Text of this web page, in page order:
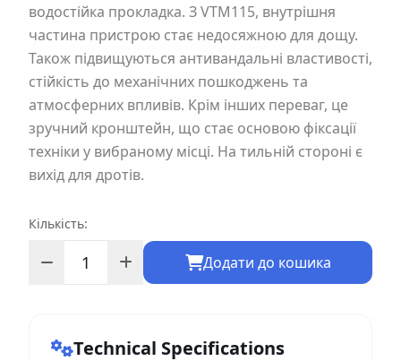
водостійка прокладка. З VTM115, внутрішня
частина пристрою стає недосяжною для дощу.
Також підвищуються антивандальні властивості,
стійкість до механічних пошкоджень та
атмосферних впливів. Крім інших переваг, це
зручний кронштейн, що стає основою фіксації
техніки у вибраному місці. На тильній стороні є
вихід для дротів.
Кількість:
Додати до кошика
Technical Specifications